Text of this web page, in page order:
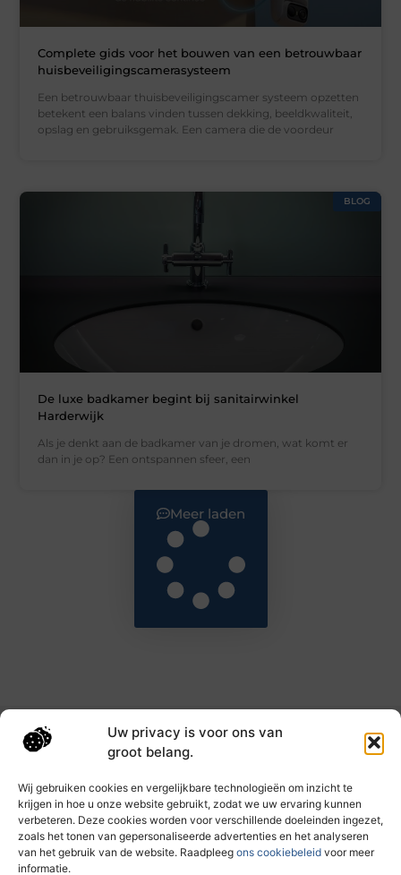
Uw privacy is voor ons van
groot belang.
Wij gebruiken cookies en vergelijkbare technologieën om inzicht te
krijgen in hoe u onze website gebruikt, zodat we uw ervaring kunnen
verbeteren. Deze cookies worden voor verschillende doeleinden ingezet,
zoals het tonen van gepersonaliseerde advertenties en het analyseren
van het gebruik van de website. Raadpleeg ons cookiebeleid voor meer
informatie.
Complete gids voor het bouwen van een betrouwbaar
huisbeveiligingscamerasysteem
Een betrouwbaar thuisbeveiligingscamer systeem opzetten
betekent een balans vinden tussen dekking, beeldkwaliteit,
opslag en gebruiksgemak. Een camera die de voordeur
BLOG
De luxe badkamer begint bij sanitairwinkel
Harderwijk
Als je denkt aan de badkamer van je dromen, wat komt er
dan in je op? Een ontspannen sfeer, een
Meer laden
Main Links
Dagelijks nieuwe inzichten op taec.nl
Artikelen vol kennis, inspiratie en praktische tips die